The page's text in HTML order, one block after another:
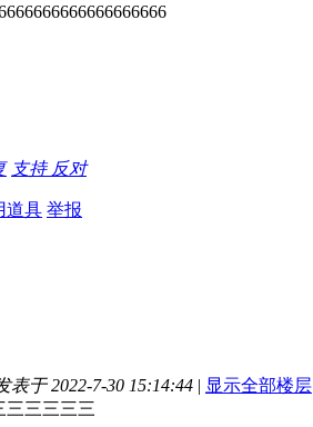
支持 反对
道具 举报
表于 2022-7-30 15:14:44 | 显示全部楼层
三三三三三